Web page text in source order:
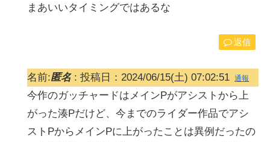
まあいいタイミングではあるな
返信
名前:匿名: 投稿日：2024/06/15(土) 07:02:51 通報
今作のガッチャードはメインPがアシストから上
がった湊Pだけど、今までのライダー作品でアシ
ストPからメインPに上がったことは異例だったの